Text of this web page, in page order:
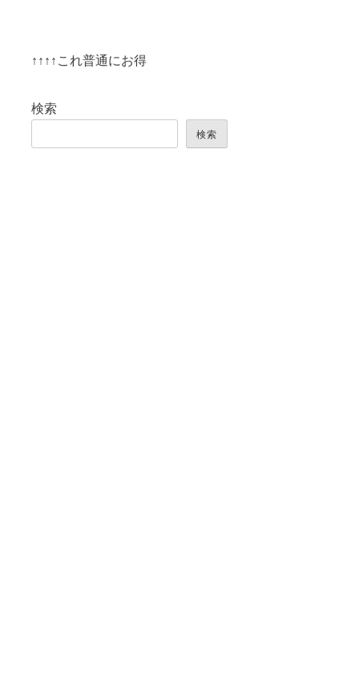
↑↑↑↑これ普通にお得
検索
検索